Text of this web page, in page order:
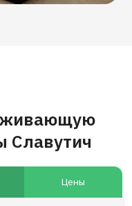
Славутич
Цены